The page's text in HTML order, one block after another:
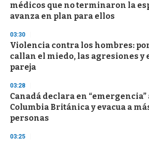
médicos que no terminaron la
avanza en plan para ellos
03:30
Violencia contra los hombres:
callan el miedo, las agresiones y
pareja
03:28
Canadá declara en
Columbia Británica y evacua a
personas
03:25